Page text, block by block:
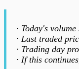
∙ Today's
∙ Last traded
∙ Trading day
∙ If this